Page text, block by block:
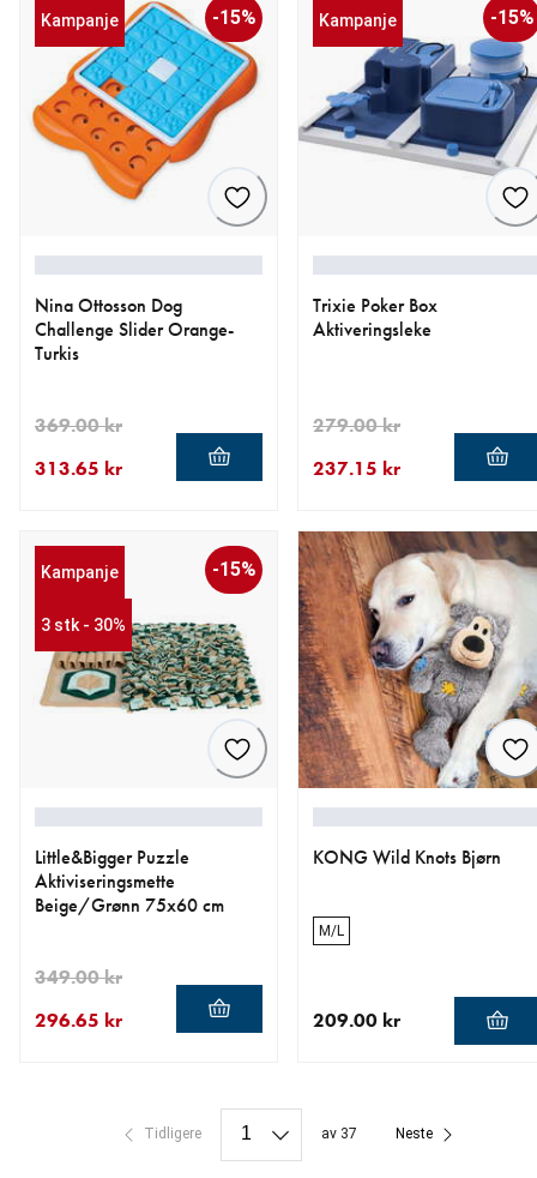
Kampanje -15%
Nina Ottosson Dog
Challenge Slider Orange-
Turkis
313.65 kr
369.00 kr
Kampanje -15%
Trixie Poker Box
Aktiveringsleke
237.15 kr
279.00 kr
Kampanje
3 stk - 30%
-15%
Little&Bigger Puzzle
Aktiviseringsmette
Beige/Grønn 75x60 cm
296.65 kr
349.00 kr
KONG Wild Knots Bjørn
M/L
209.00 kr
Tidligere av 37 Neste